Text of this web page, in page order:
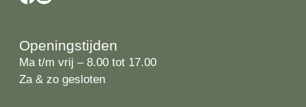
Openingstijden
Ma t/m vrij – 8.00 tot 17.00
Za & zo gesloten